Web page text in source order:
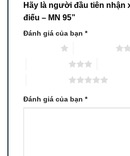
Hãy là người đầu tiên nhận
điếu – MN 95”
Đánh giá của bạn *
Đánh giá của bạn *